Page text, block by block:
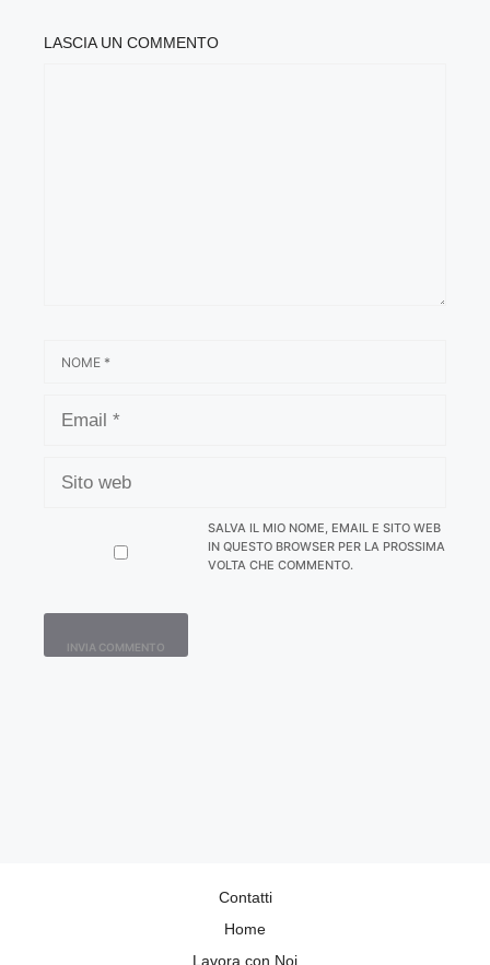
LASCIA UN COMMENTO
WEB
SALVA IL MIO NOME, EMAIL E SITO WEB
IN QUESTO BROWSER PER LA PROSSIMA
VOLTA CHE COMMENTO.
Contatti
Home
Lavora con Noi